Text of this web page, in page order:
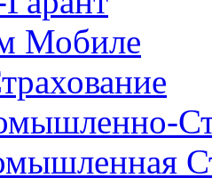
Мобиле